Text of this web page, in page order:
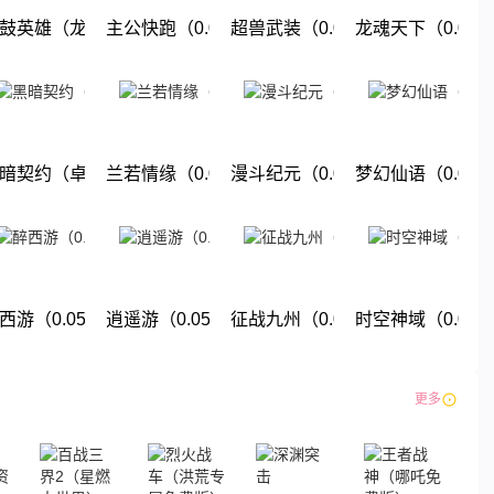
下城）
英雄（龙珠0.05折免费版）
下载
主公快跑（0.05折千元福利版）
下载
超兽武装（0.05折送稀有精灵）（
下载
龙魂天下（0.05
下载
强力英雄）
契约（卓越回归0.05折）
下载
兰若情缘（0.05折免费版）
下载
漫斗纪元（0.05折鬼畜服）
下载
梦幻仙语（0.05
下载
元）
游（0.05折单单免单）逍遥游（0.05折大圣游）征战九州（0.05折九州巅峰）
时空神域（0.05
更多